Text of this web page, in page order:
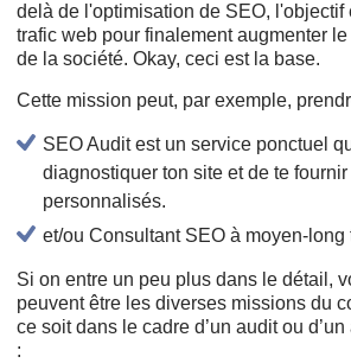
delà de l'optimisation de SEO, l'objectif
trafic web pour finalement augmenter
de la société. Okay, ceci est la base.
Cette mission peut, par exemple,
SEO Audit est un service ponctuel
diagnostiquer ton site et de te
personnalisés.
et/ou Consultant SEO à moyen-long
Si on entre un peu plus dans le détail,
peuvent être les diverses missions du
ce soit dans le cadre d’un audit ou
: